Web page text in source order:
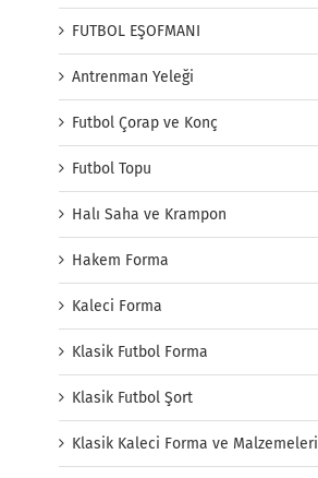
FUTBOL EŞOFMANI
Antrenman Yeleği
Futbol Çorap ve Konç
Futbol Topu
Halı Saha ve Krampon
Hakem Forma
Kaleci Forma
Klasik Futbol Forma
Klasik Futbol Şort
Klasik Kaleci Forma ve Malzemeleri